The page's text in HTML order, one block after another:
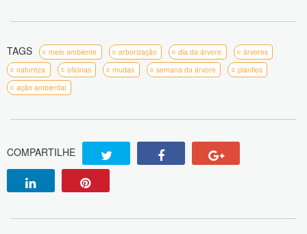
TAGS meio ambiente arborização dia da árvore
árvores
natureza
oficinas mudas semana da árvore
plantios
ação ambiental
COMPARTILHE